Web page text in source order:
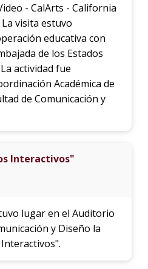
- CalArts - California
visita estuvo
educativa con
de los Estados
actividad fue
Académica de
de Comunicación y
Interactivos"
lugar en el Auditorio
y Diseño la